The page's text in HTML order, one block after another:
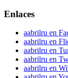
Enlaces
aabrilru en
aabrilru en
aabrilru en
aabrilru en
aabrilru en